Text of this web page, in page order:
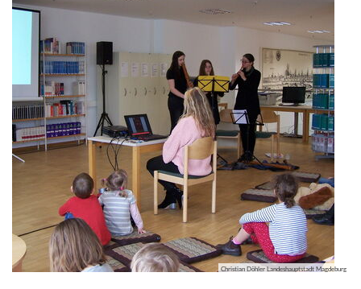
Christian Döhler Landeshauptstadt Magdeburg